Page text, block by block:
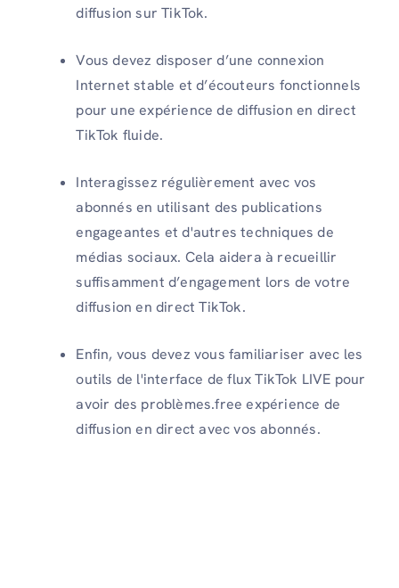
diffusion sur TikTok.
Vous devez disposer d’une connexion
Internet stable et d’écouteurs fonctionnels
pour une expérience de diffusion en direct
TikTok fluide.
Interagissez régulièrement avec vos
abonnés en utilisant des publications
engageantes et d'autres techniques de
médias sociaux. Cela aidera à recueillir
suffisamment d’engagement lors de votre
diffusion en direct TikTok.
Enfin, vous devez vous familiariser avec les
outils de l'interface de flux TikTok LIVE pour
avoir des problèmes.free expérience de
diffusion en direct avec vos abonnés.